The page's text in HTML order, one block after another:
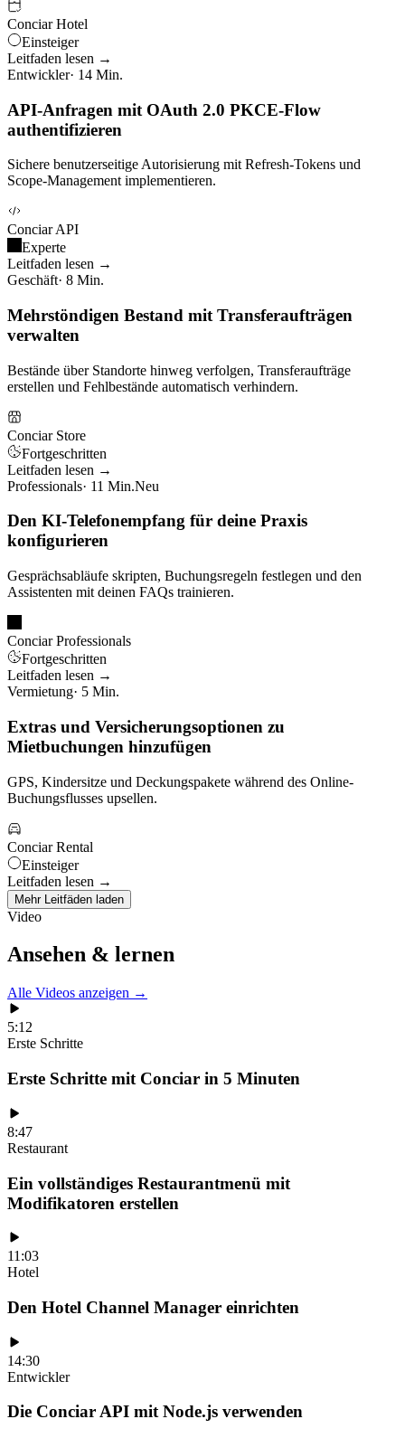
Conciar Hotel
Einsteiger
Leitfaden lesen →
Entwickler· 14 Min.
API-Anfragen mit OAuth 2.0 PKCE-Flow
authentifizieren
Sichere benutzerseitige Autorisierung mit Refresh-Tokens und
Scope-Management implementieren.
Conciar API
Experte
Leitfaden lesen →
Geschäft· 8 Min.
Mehrstöndigen Bestand mit Transferaufträgen
verwalten
Bestände über Standorte hinweg verfolgen, Transferaufträge
erstellen und Fehlbestände automatisch verhindern.
Conciar Store
Fortgeschritten
Leitfaden lesen →
Professionals· 11 Min.Neu
Den KI-Telefonempfang für deine Praxis
konfigurieren
Gesprächsabläufe skripten, Buchungsregeln festlegen und den
Assistenten mit deinen FAQs trainieren.
Conciar Professionals
Fortgeschritten
Leitfaden lesen →
Vermietung· 5 Min.
Extras und Versicherungsoptionen zu
Mietbuchungen hinzufügen
GPS, Kindersitze und Deckungspakete während des Online-
Buchungsflusses upsellen.
Conciar Rental
Einsteiger
Leitfaden lesen →
Mehr Leitfäden laden
Video
Ansehen & lernen
Alle Videos anzeigen →
5:12
Erste Schritte
Erste Schritte mit Conciar in 5 Minuten
8:47
Restaurant
Ein vollständiges Restaurantmenü mit
Modifikatoren erstellen
11:03
Hotel
Den Hotel Channel Manager einrichten
14:30
Entwickler
Die Conciar API mit Node.js verwenden